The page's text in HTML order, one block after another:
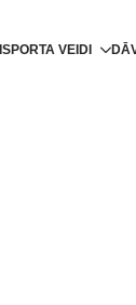
SPORTA VEIDI